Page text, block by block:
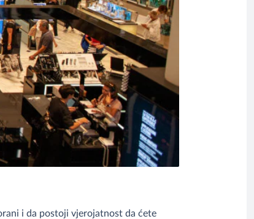
i da postoji vjerojatnost da ćete